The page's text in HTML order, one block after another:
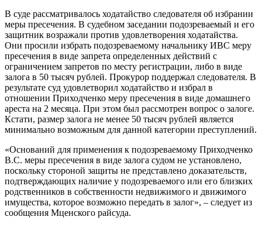
В суде рассматривалось ходатайство следователя об избрании
меры пресечения. В судебном заседании подозреваемый и его
защитник возражали против удовлетворения ходатайства.
Они просили избрать подозреваемому начальнику ИВС меру
пресечения в виде запрета определенных действий с
ограничением запретов по месту регистрации, либо в виде
залога в 50 тысяч рублей. Прокурор поддержал следователя. В
результате суд удовлетворил ходатайство и избрал в
отношении Приходченко меру пресечения в виде домашнего
ареста на 2 месяца. При этом был рассмотрен вопрос о залоге.
Кстати, размер залога не менее 50 тысяч рублей является
минимально возможным для данной категории преступлений.
«Оснований для применения к подозреваемому Приходченко
В.С. меры пресечения в виде залога судом не установлено,
поскольку стороной защиты не представлено доказательств,
подтверждающих наличие у подозреваемого или его близких
родственников в собственности недвижимого и движимого
имущества, которое возможно передать в залог», – следует из
сообщения Мценского райсуда.